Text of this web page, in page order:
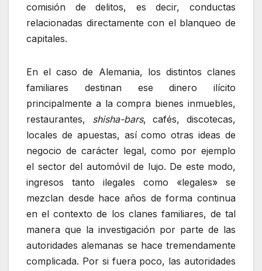
comisión de delitos, es decir, conductas
relacionadas directamente con el blanqueo de
capitales.
En el caso de Alemania, los distintos clanes
familiares destinan ese dinero ilícito
principalmente a la compra bienes inmuebles,
restaurantes, shisha-bars, cafés, discotecas,
locales de apuestas, así como otras ideas de
negocio de carácter legal, como por ejemplo
el sector del automóvil de lujo. De este modo,
ingresos tanto ilegales como «legales» se
mezclan desde hace años de forma continua
en el contexto de los clanes familiares, de tal
manera que la investigación por parte de las
autoridades alemanas se hace tremendamente
complicada. Por si fuera poco, las autoridades